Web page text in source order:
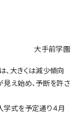
大手前学園
、大きくは減少傾向
見え始め、予断を許さ
学式を予定通り４月